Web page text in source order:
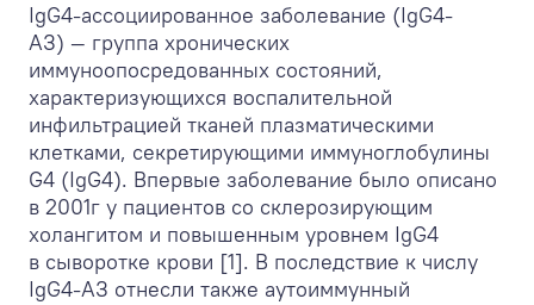
IgG4-ассоциированное заболевание (IgG4-
АЗ) — группа хронических
иммуноопосредованных состояний,
характеризующихся воспалительной
инфильтрацией тканей плазматическими
клетками, секретирующими иммуноглобулины
G4 (IgG4). Впервые заболевание было описано
в 2001г у пациентов со склерозирующим
холангитом и повышенным уровнем IgG4
в сыворотке крови [1]. В последствие к числу
IgG4-АЗ отнесли также аутоиммунный